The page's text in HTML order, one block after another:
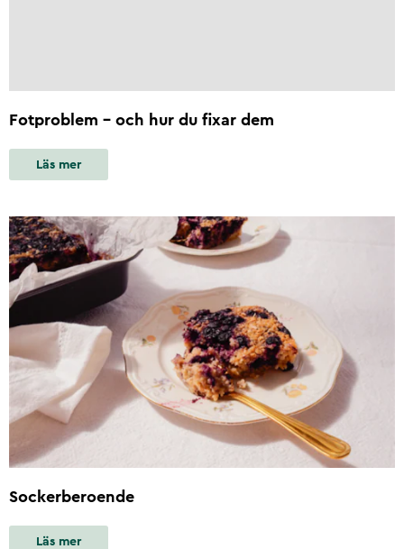
Fotproblem - och hur du fixar dem
Läs mer
Sockerberoende
Läs mer